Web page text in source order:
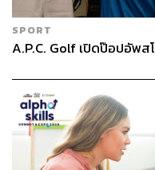
SPORT
A.P.C. Golf เปิดป๊อปอัพส